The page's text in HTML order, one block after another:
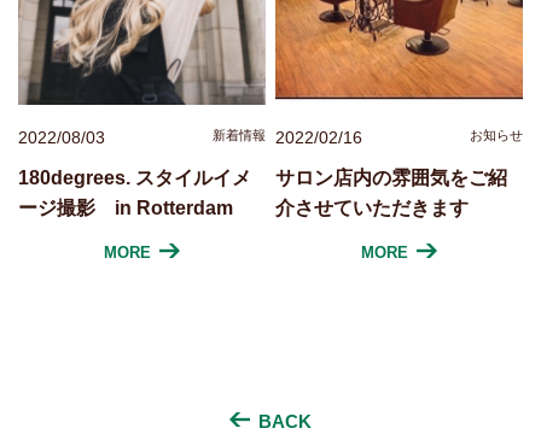
2022/08/03 新着情報
180degrees. スタイルイメ
ージ撮影 in Rotterdam
MORE
2022/02/16 お知らせ
サロン店内の雰囲気をご紹
介させていただきます
MORE
BACK